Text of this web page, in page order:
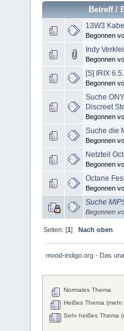
Betreff/
13W3 Kabel
Begonnen
Indy
Begonnen
[S] IRIX
Begonnen
Suche
Discreet
Begonnen
Suche die
Begonnen
Netzteil
Begonnen
Octane
Begonnen
Suche
Begonnen
Seiten: [1]Nach oben
mood-indigo.org - Das
Normales Thema
Heißes Thema
Sehr heißes Thema